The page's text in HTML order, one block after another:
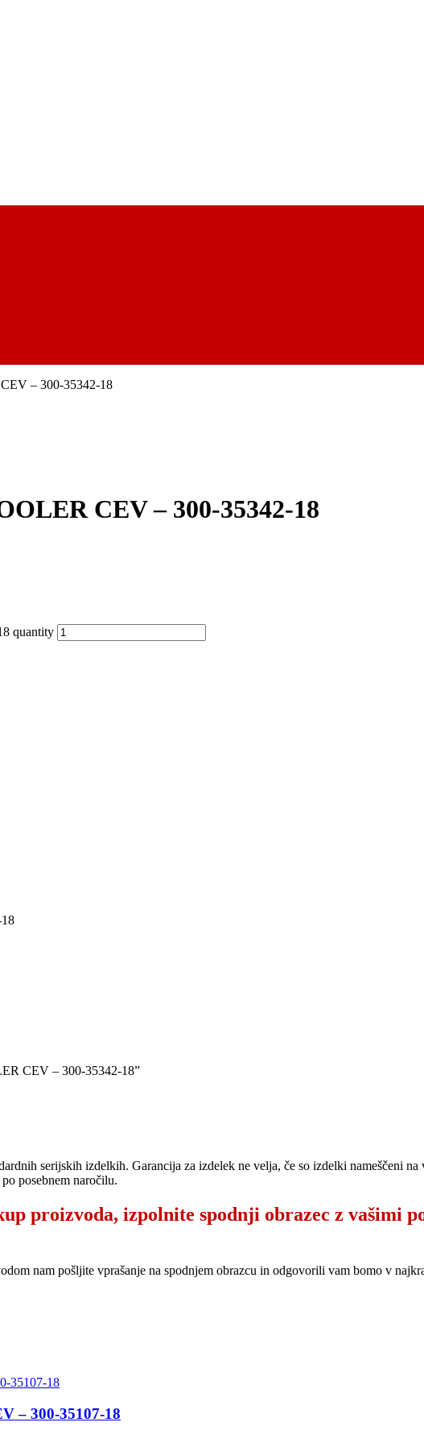
– 300-35342-18
CEV – 300-35342-18
quantity
CEV – 300-35342-18”
serijskih izdelkih. Garancija za izdelek ne velja, če so izdelki nameščeni
posebnem naročilu.
proizvoda, izpolnite spodnji obrazec z vašimi
nam pošljite vprašanje na spodnjem obrazcu in odgovorili vam bomo v
– 300-35107-18